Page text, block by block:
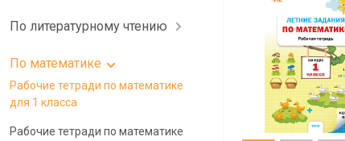
По литературному чтению
По математике
Рабочие тетради по математике
для 1 класса
Рабочие тетради по математике